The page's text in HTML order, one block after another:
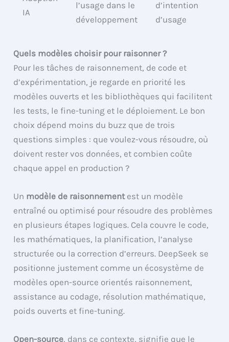
IA
l’usage dans le
développement
d’intention
d’usage
Quels modèles choisir pour raisonner ?
Pour les tâches de raisonnement, de code et
d’expérimentation, je regarde en priorité les
modèles ouverts et les bibliothèques qui facilitent
les tests, le fine-tuning et le déploiement. Le bon
choix dépend moins du buzz que de trois
questions simples : que voulez-vous résoudre, où
doivent rester vos données, et combien coûte
chaque appel en production ?
Un modèle de raisonnementest un modèle
entraîné ou optimisé pour résoudre des problèmes
en plusieurs étapes logiques. Cela couvre le code,
les mathématiques, la planification, l’analyse
structurée ou la correction d’erreurs. DeepSeek se
positionne justement comme un écosystème de
modèles open-source orientés raisonnement,
assistance au codage, résolution mathématique,
poids ouverts et fine-tuning.
Open-source, dans ce contexte, signifie que le